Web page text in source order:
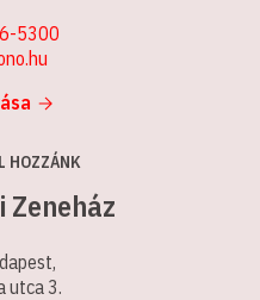
5300
HOZZÁNK
Zeneház
utca 3.